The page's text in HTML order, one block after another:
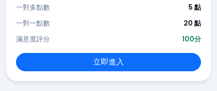
一對多點數
5 點
一對一點數
20 點
滿意度評分
100分
立即進入